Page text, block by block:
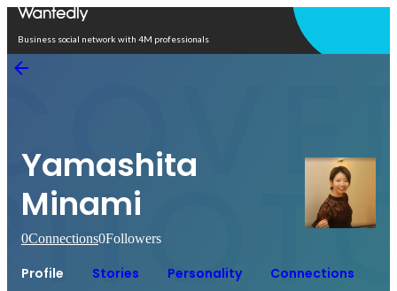
Business social network with 4M professionals
Yamashita
Minami
0Connections0Followers
Profile Stories Personality Connections